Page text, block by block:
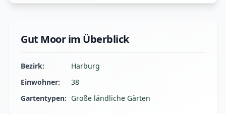
Gut Moor im Überblick
Bezirk:
Harburg
Einwohner:
38
Gartentypen: Große ländliche Gärten